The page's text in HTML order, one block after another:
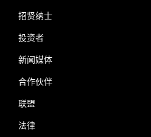
招贤纳士
投资者
新闻媒体
合作伙伴
联盟
法律